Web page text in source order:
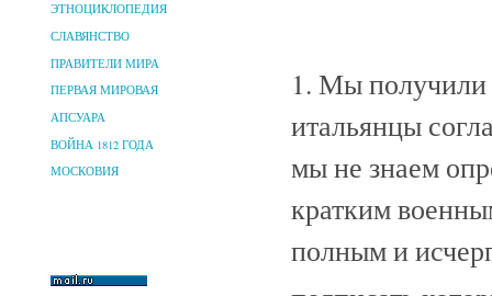
ЭТНОЦИКЛОПЕДИЯ
СЛАВЯНСТВО
ПРАВИТЕЛИ МИРА
ПЕРВАЯ МИРОВАЯ
АПСУАРА
ВОЙНА 1812 ГОДА
МОСКОВИЯ
1. Мы получили
итальянцы
мы не знаем
кратким
полным и